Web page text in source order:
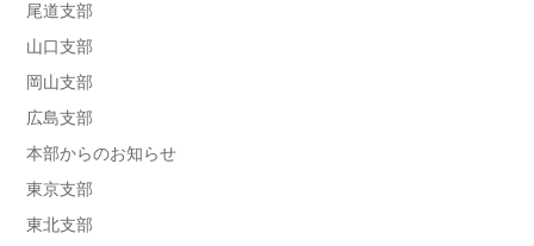
尾道支部
山口支部
岡山支部
広島支部
本部からのお知らせ
東京支部
東北支部